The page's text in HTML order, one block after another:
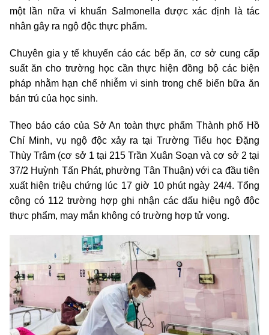
một lần nữa vi khuẩn Salmonella được xác định là tác
nhân gây ra ngộ độc thực phẩm.
Chuyên gia y tế khuyến cáo các bếp ăn, cơ sở cung cấp
suất ăn cho trường học cần thực hiện đồng bộ các biện
pháp nhằm hạn chế nhiễm vi sinh trong chế biến bữa ăn
bán trú của học sinh.
Theo báo cáo của Sở An toàn thực phẩm Thành phố Hồ
Chí Minh, vụ ngộ độc xảy ra tại Trường Tiểu học Đặng
Thùy Trâm (cơ sở 1 tại 215 Trần Xuân Soạn và cơ sở 2 tại
37/2 Huỳnh Tấn Phát, phường Tân Thuận) với ca đầu tiên
xuất hiện triệu chứng lúc 17 giờ 10 phút ngày 24/4. Tổng
cộng có 112 trường hợp ghi nhận các dấu hiệu ngộ độc
thực phẩm, may mắn không có trường hợp tử vong.